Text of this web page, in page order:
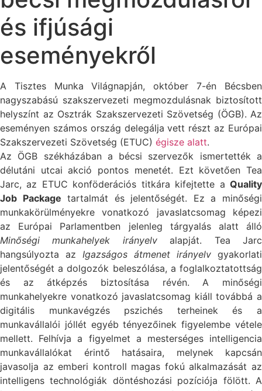
és ifjúsági
eseményekről
A Tisztes Munka Világnapján, október 7-én Bécsben
nagyszabású szakszervezeti megmozdulásnak biztosított
helyszínt az Osztrák Szakszervezeti Szövetség (ÖGB). Az
eseményen számos ország delegálja vett részt az Európai
Szakszervezeti Szövetség (ETUC) égisze alatt.
Az ÖGB székházában a bécsi szervezők ismertették a
délutáni utcai akció pontos menetét. Ezt követően Tea
Jarc, az ETUC konföderációs titkára kifejtette a Quality
Job Package tartalmát és jelentőségét. Ez a minőségi
munkakörülményekre vonatkozó javaslatcsomag képezi
az Európai Parlamentben jelenleg tárgyalás alatt álló
Minőségi munkahelyek irányelvalapját. Tea Jarc
hangsúlyozta az Igazságos átmenet irányelv gyakorlati
jelentőségét a dolgozók beleszólása, a foglalkoztatottság
és az átképzés biztosítása révén. A minőségi
munkahelyekre vonatkozó javaslatcsomag kiáll továbbá a
digitális munkavégzés pszichés terheinek és a
munkavállalói jóllét egyéb tényezőinek figyelembe vétele
mellett. Felhívja a figyelmet a mesterséges intelligencia
munkavállalókat érintő hatásaira, melynek kapcsán
javasolja az emberi kontroll magas fokú alkalmazását az
intelligens technológiák döntéshozási pozíciója fölött. A